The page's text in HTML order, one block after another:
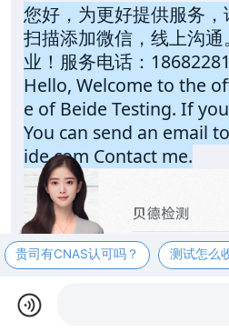
您好，为更好提供服务
扫描添加微信，线上沟
业！服务电话：
Hello, Welcome to the
e of Beide Testing. If
You can send an email
ide.com Contact me.
贵司有CNAS认可吗？ 测试怎么